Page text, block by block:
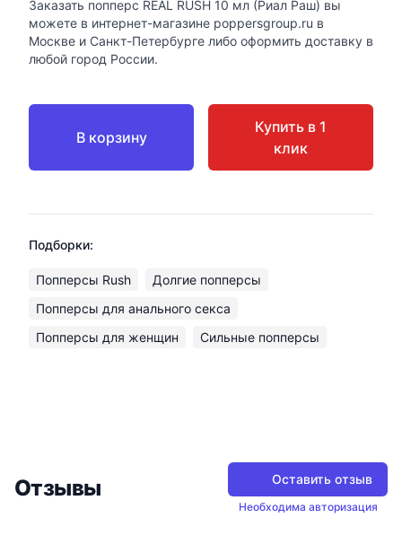
Заказать попперс REAL RUSH 10 мл (Риал Раш) вы
можете в интернет-магазине poppersgroup.ru в
Москве и Санкт-Петербурге либо оформить доставку в
любой город России.
В корзину
Купить в 1
клик
Подборки:
Попперсы Rush
Долгие попперсы
Попперсы для анального секса
Попперсы для женщин
Сильные попперсы
Отзывы Оставить отзыв
Необходима авторизация